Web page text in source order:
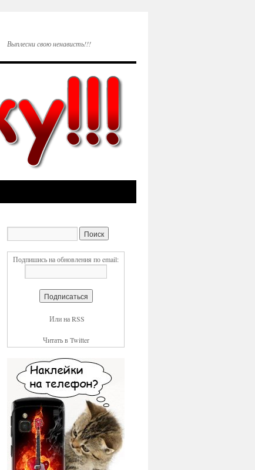
Выплесни свою ненависть!!!
Подпишись на обновления по email:
Или на RSS
Читать в Twitter